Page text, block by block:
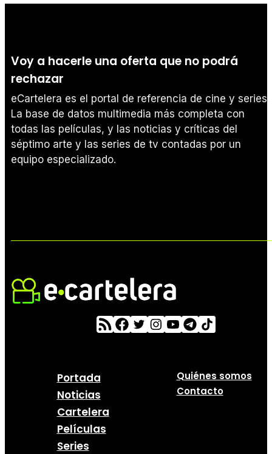
Voy a hacerle una oferta que no podrá
rechazar
eCartelera es el portal de referencia de cine y series.
La base de datos multimedia más completa con
todas las películas, y las noticias y críticas del
séptimo arte y las series de tv contadas por un
equipo especializado.
Portada
Noticias
Cartelera
Películas
Series
Quiénes somos
Contacto